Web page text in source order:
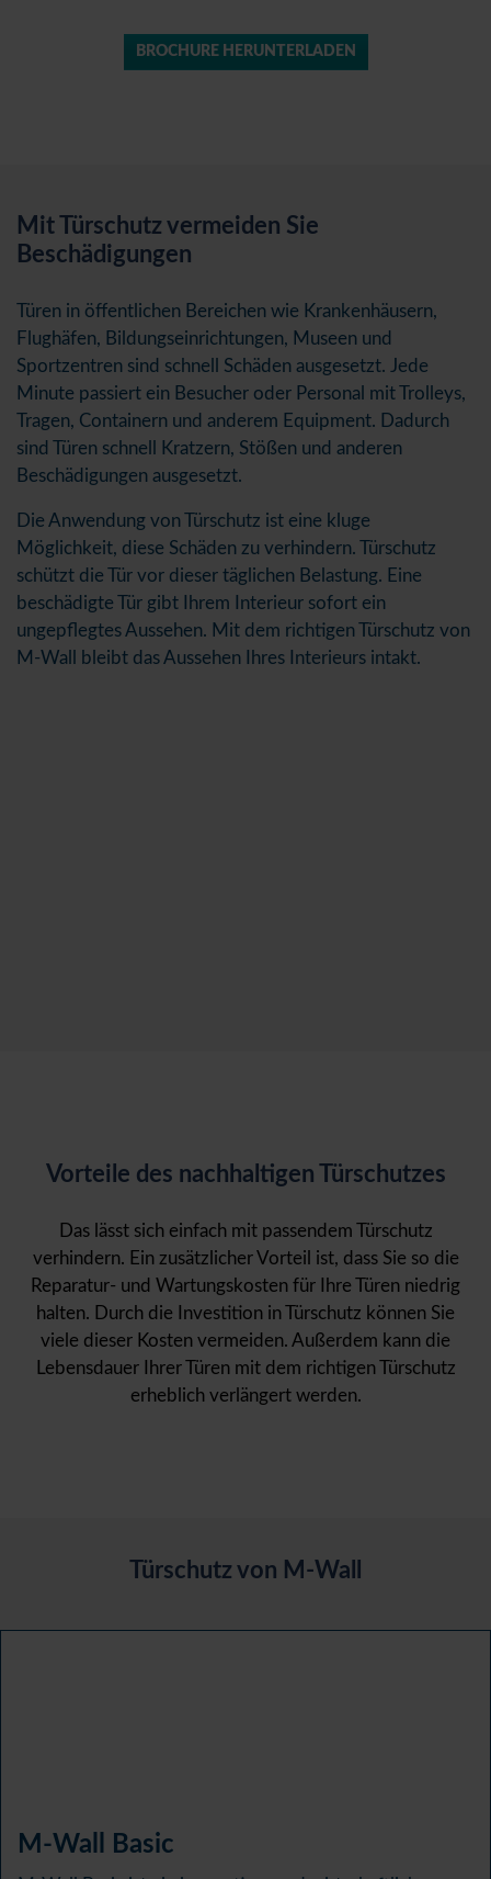
BROCHURE HERUNTERLADEN
Mit Türschutz vermeiden Sie
Beschädigungen
Türen in öffentlichen Bereichen wie Krankenhäusern,
Flughäfen, Bildungseinrichtungen, Museen und
Sportzentren sind schnell Schäden ausgesetzt. Jede
Minute passiert ein Besucher oder Personal mit Trolleys,
Tragen, Containern und anderem Equipment. Dadurch
sind Türen schnell Kratzern, Stößen und anderen
Beschädigungen ausgesetzt.
Die Anwendung von Türschutz ist eine kluge
Möglichkeit, diese Schäden zu verhindern. Türschutz
schützt die Tür vor dieser täglichen Belastung. Eine
beschädigte Tür gibt Ihrem Interieur sofort ein
ungepflegtes Aussehen. Mit dem richtigen Türschutz von
M-Wall bleibt das Aussehen Ihres Interieurs intakt.
Vorteile des nachhaltigen Türschutzes
Das lässt sich einfach mit passendem Türschutz
verhindern. Ein zusätzlicher Vorteil ist, dass Sie so die
Reparatur- und Wartungskosten für Ihre Türen niedrig
halten. Durch die Investition in Türschutz können Sie
viele dieser Kosten vermeiden. Außerdem kann die
Lebensdauer Ihrer Türen mit dem richtigen Türschutz
erheblich verlängert werden.
Türschutz von M-Wall
M-Wall Basic